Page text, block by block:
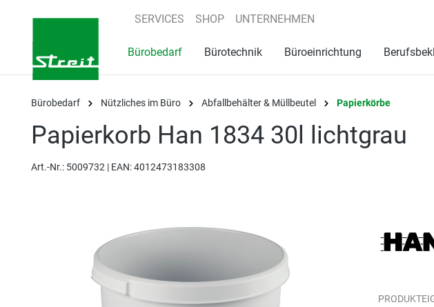
Zur Hauptnavigation springen
SERVICES SHOP UNTERNEHMEN
Bürobedarf Bürotechnik Büroeinrichtung
Bürobedarf Nützliches im Büro Abfallbehälter & Müllbeutel Papierkörbe
Papierkorb Han 1834 30l lichtgrau
Art.-Nr.: 5009732 | EAN: 4012473183308